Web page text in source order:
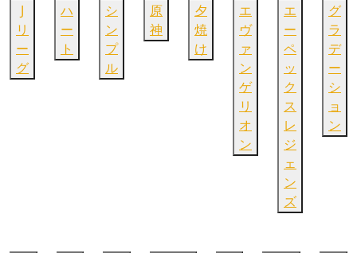
J
リ
ー
グ
ハ
ー
ト
シ
ン
プ
ル
原
神
夕
焼
け
エ
ヴ
ァ
ン
ゲ
リ
オ
ン
エ
ー
ペ
ッ
ク
ス
レ
ジ
ェ
ン
ズ
グ
ラ
デ
ー
シ
ョ
ン